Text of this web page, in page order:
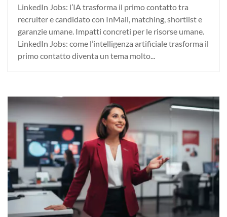
LinkedIn Jobs: l’IA trasforma il primo contatto tra
recruiter e candidato con InMail, matching, shortlist e
garanzie umane. Impatti concreti per le risorse umane.
LinkedIn Jobs: come l’intelligenza artificiale trasforma il
primo contatto diventa un tema molto...